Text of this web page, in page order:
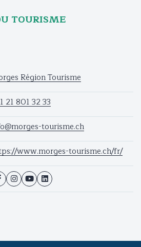
TOURISME
Région Tourisme
21 801 32 33
tourisme.ch
www.morges-tourisme.ch/fr/